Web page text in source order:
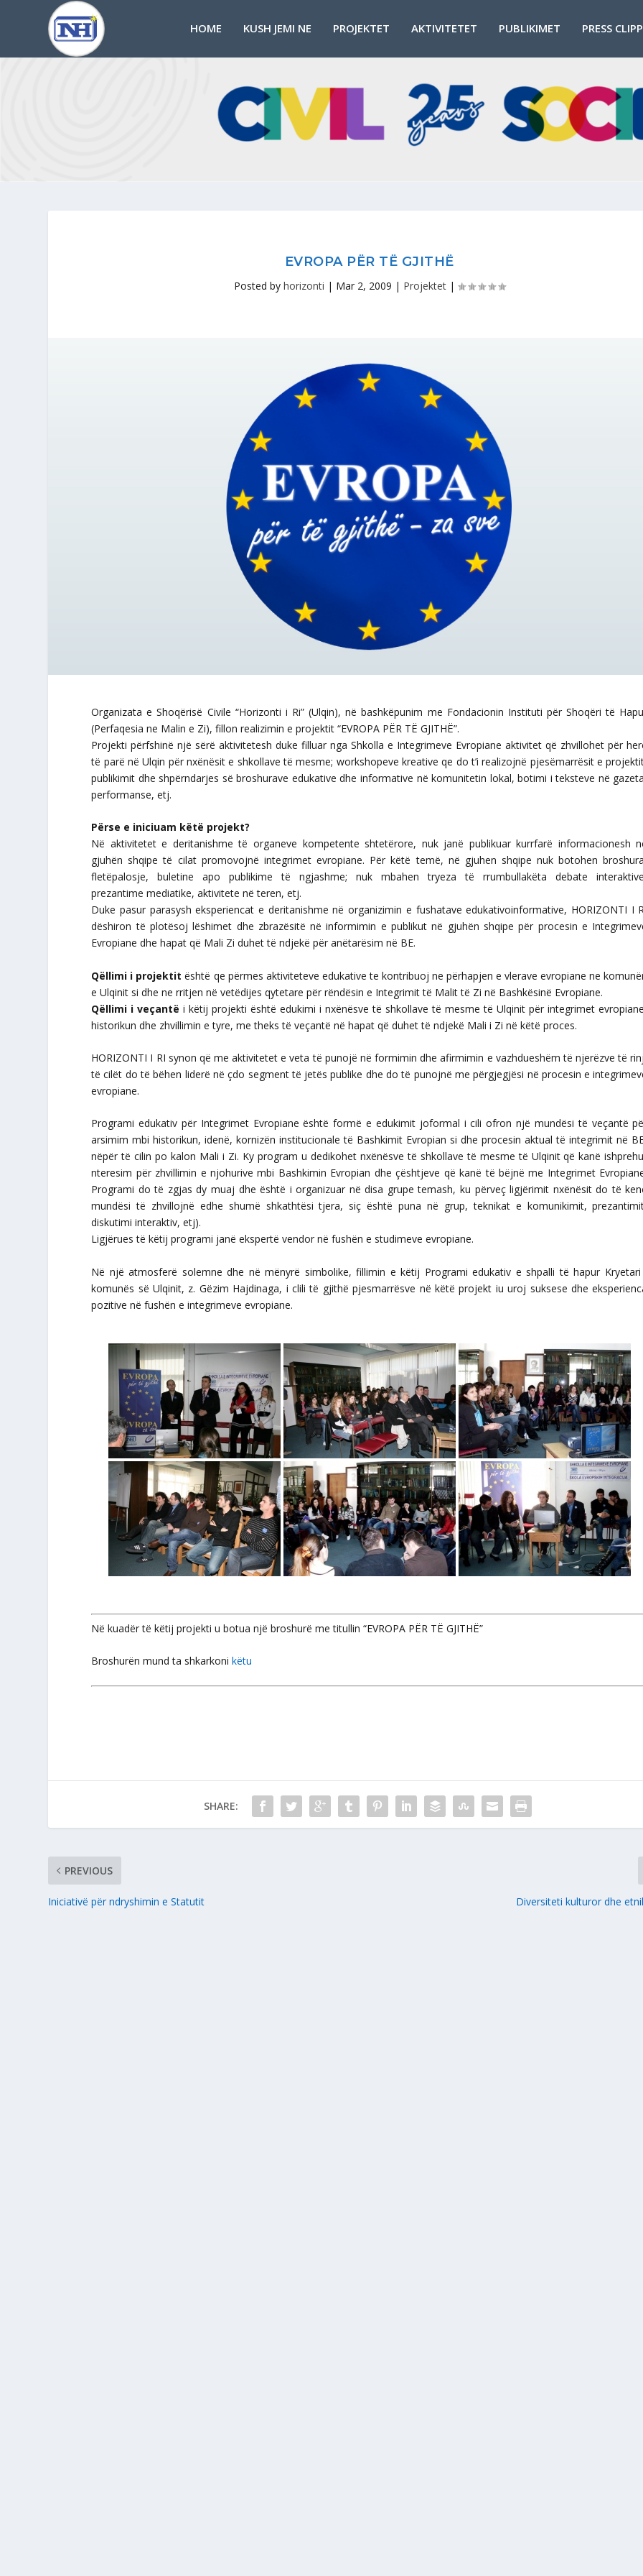
HOME KUSH JEMI NE PROJEKTET AKTIVITETET PUBLIKIMET PRESS
EVROPA PËR TË GJITHË
Posted by horizonti | Mar 2, 2009 | Projektet|
Organizata e Shoqërisë Civile “Horizonti i Ri” (Ulqin), në bashkëpunim me Fondacionin Instituti për Shoqëri të
(Perfaqesia ne Malin e Zi), fillon realizimin e projektit “EVROPA PËR TË GJITHË”.
Projekti përfshinë një sërë aktivitetesh duke filluar nga Shkolla e Integrimeve Evropiane aktivitet që zhvillohet për
të parë në Ulqin për nxënësit e shkollave të mesme; workshopeve kreative qe do t’i realizojnë pjesëmarrësit e
publikimit dhe shpërndarjes së broshurave edukative dhe informative në komunitetin lokal, botimi i teksteve në
performanse, etj.
Përse e iniciuam këtë projekt?
Në aktivitetet e deritanishme të organeve kompetente shtetërore, nuk janë publikuar kurrfarë informacionesh
gjuhën shqipe të cilat promovojnë integrimet evropiane. Për këtë temë, në gjuhen shqipe nuk botohen
fletëpalosje, buletine apo publikime të ngjashme; nuk mbahen tryeza të rrumbullakëta debate
prezantime mediatike, aktivitete në teren, etj.
Duke pasur parasysh eksperiencat e deritanishme në organizimin e fushatave edukativoinformative, HORIZONTI I
dëshiron të plotësoj lëshimet dhe zbrazësitë në informimin e publikut në gjuhën shqipe për procesin e
Evropiane dhe hapat që Mali Zi duhet të ndjekë për anëtarësim në BE.
Qëllimi i projektit është qe përmes aktiviteteve edukative te kontribuoj ne përhapjen e vlerave evropiane ne
e Ulqinit si dhe ne rritjen në vetëdijes qytetare për rëndësin e Integrimit të Malit të Zi në Bashkësinë Evropiane.
Qëllimi i veçantë i këtij projekti është edukimi i nxënësve të shkollave të mesme të Ulqinit për integrimet
historikun dhe zhvillimin e tyre, me theks të veçantë në hapat që duhet të ndjekë Mali i Zi në këtë proces.
HORIZONTI I RI synon që me aktivitetet e veta të punojë në formimin dhe afirmimin e vazhdueshëm të njerëzve të
të cilët do të bëhen liderë në çdo segment të jetës publike dhe do të punojnë me përgjegjësi në procesin e
evropiane.
Programi edukativ për Integrimet Evropiane është formë e edukimit joformal i cili ofron një mundësi të veçantë
arsimim mbi historikun, idenë, kornizën institucionale të Bashkimit Evropian si dhe procesin aktual të integrimit në
nëpër të cilin po kalon Mali i Zi. Ky program u dedikohet nxënësve të shkollave të mesme të Ulqinit që kanë
nteresim për zhvillimin e njohurive mbi Bashkimin Evropian dhe çështjeve që kanë të bëjnë me Integrimet
Programi do të zgjas dy muaj dhe është i organizuar në disa grupe temash, ku përveç ligjërimit nxënësit do të
mundësi të zhvillojnë edhe shumë shkathtësi tjera, siç është puna në grup, teknikat e komunikimit,
diskutimi interaktiv, etj).
Ligjërues të këtij programi janë ekspertë vendor në fushën e studimeve evropiane.
Në një atmosferë solemne dhe në mënyrë simbolike, fillimin e këtij Programi edukativ e shpalli të hapur
komunës së Ulqinit, z. Gëzim Hajdinaga, i clili të gjithë pjesmarrësve në këtë projekt iu uroj suksese dhe
pozitive në fushën e integrimeve evropiane.
Në kuadër të këtij projekti u botua një broshurë me titullin “EVROPA PËR TË GJITHË”
Broshurën mund ta shkarkonikëtu
SHARE:
PREVIOUS
Iniciativë për ndryshimin e Statutit Diversiteti kulturor dhe